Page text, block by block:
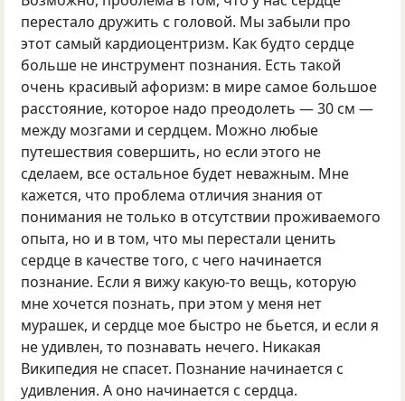
перестало дружить с головой. Мы забыли про
этот самый кардиоцентризм. Как будто сердце
больше не инструмент познания. Есть такой
очень красивый афоризм: в мире самое большое
расстояние, которое надо преодолеть — 30 см —
между мозгами и сердцем. Можно любые
путешествия совершить, но если этого не
сделаем, все остальное будет неважным. Мне
кажется, что проблема отличия знания от
понимания не только в отсутствии проживаемого
опыта, но и в том, что мы перестали ценить
сердце в качестве того, с чего начинается
познание. Если я вижу какую-то вещь, которую
мне хочется познать, при этом у меня нет
мурашек, и сердце мое быстро не бьется, и если я
не удивлен, то познавать нечего. Никакая
Википедия не спасет. Познание начинается с
удивления. А оно начинается с сердца.